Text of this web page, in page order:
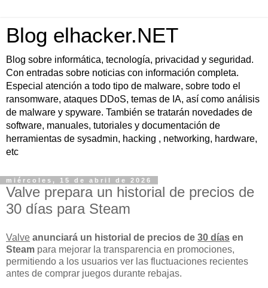
Blog elhacker.NET
Blog sobre informática, tecnología, privacidad y seguridad.
Con entradas sobre noticias con información completa.
Especial atención a todo tipo de malware, sobre todo el
ransomware, ataques DDoS, temas de IA, así como análisis
de malware y spyware. También se tratarán novedades de
software, manuales, tutoriales y documentación de
herramientas de sysadmin, hacking , networking, hardware,
etc
miércoles, 15 de abril de 2026
Valve prepara un historial de precios de
30 días para Steam
Valve anunciará un historial de precios de 30 días en
Steam para mejorar la transparencia en promociones,
permitiendo a los usuarios ver las fluctuaciones recientes
antes de comprar juegos durante rebajas.